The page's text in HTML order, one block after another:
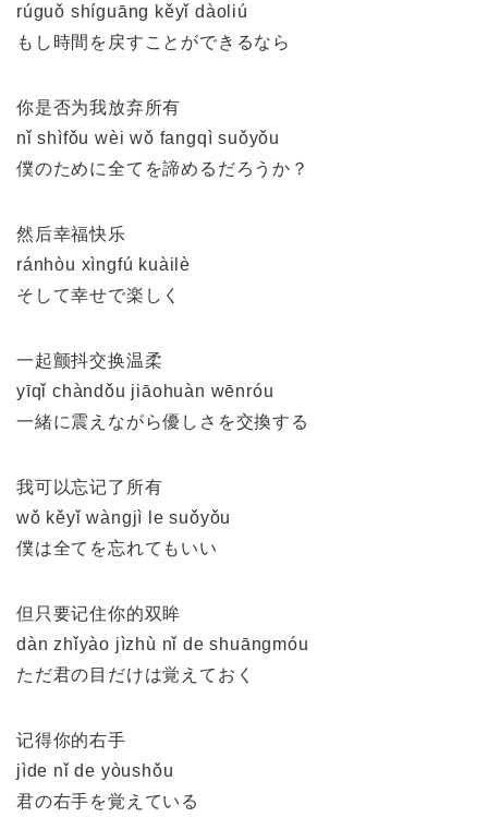
rúguǒ shíguāng kěyǐ dàoliú
もし時間を戻すことができるなら
你是否为我放弃所有
nǐ shìfǒu wèi wǒ fangqì suǒyǒu
僕のために全てを諦めるだろうか？
然后幸福快乐
ránhòu xìngfú kuàilè
そして幸せで楽しく
一起颤抖交换温柔
yīqǐ chàndǒu jiāohuàn wēnróu
一緒に震えながら優しさを交換する
我可以忘记了所有
wǒ kěyǐ wàngjì le suǒyǒu
僕は全てを忘れてもいい
但只要记住你的双眸
dàn zhǐyào jìzhù nǐ de shuāngmóu
ただ君の目だけは覚えておく
记得你的右手
jìde nǐ de yòushǒu
君の右手を覚えている